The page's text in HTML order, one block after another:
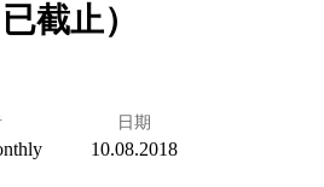
已截止）
日期
10.08.2018